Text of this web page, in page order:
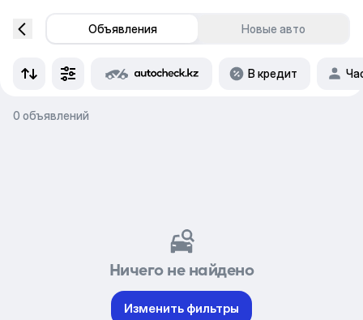
Объявления Новые авто
В кредит
0 объявлений
Ничего не найдено
Изменить фильтры